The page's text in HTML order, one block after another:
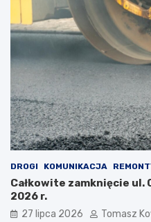
DROGI KOMUNIKACJA
Całkowite zamknięcie ul.
2026 r.
27 lipca 2026 Tomasz